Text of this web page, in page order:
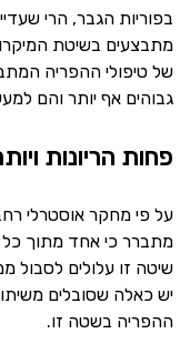
בפוריות הגבר, הרי
של טיפולי ההפריה
גבוהים אף יותר והם למעשה
פחות הריונות
מתברר כי אחד מתוך כל
שיטה זו עלולים לסבול
יש כאלה שסובלים
ההפריה בשטה זו.